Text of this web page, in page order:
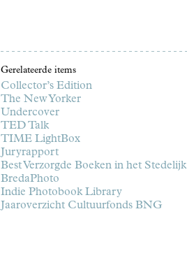
Gerelateerde items
Collector’s Edition
The New Yorker
Undercover
TED Talk
TIME LightBox
Juryrapport
Best Verzorgde Boeken in het Stedelijk
BredaPhoto
Indie Photobook Library
Jaaroverzicht Cultuurfonds BNG